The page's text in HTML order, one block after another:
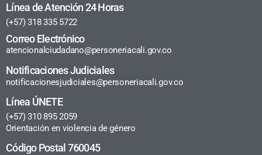
Línea de Atención 24 Horas
(+57) 318 335 5722
Correo Electrónico
atencionalciudadano@personeriacali.gov.co
Notificaciones Judiciales
notificacionesjudiciales@personeriacali.gov.co
Línea ÚNETE
(+57) 310 895 2059
Orientación en violencia de género
Código Postal 760045